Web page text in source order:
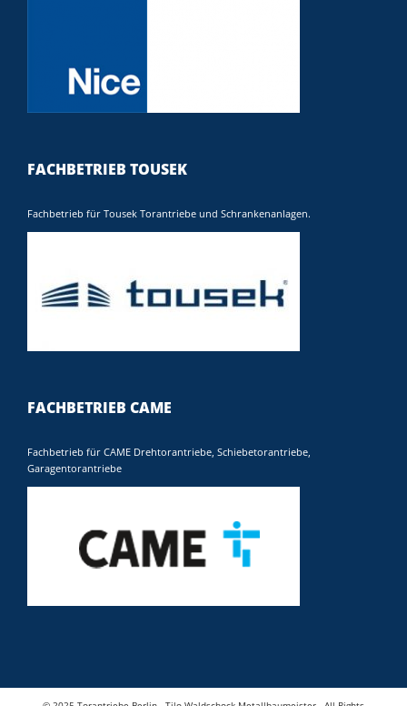
FACHBETRIEB TOUSEK
Fachbetrieb für Tousek Torantriebe und Schrankenanlagen.
FACHBETRIEB CAME
Fachbetrieb für CAME Drehtorantriebe, Schiebetorantriebe,
Garagentorantriebe